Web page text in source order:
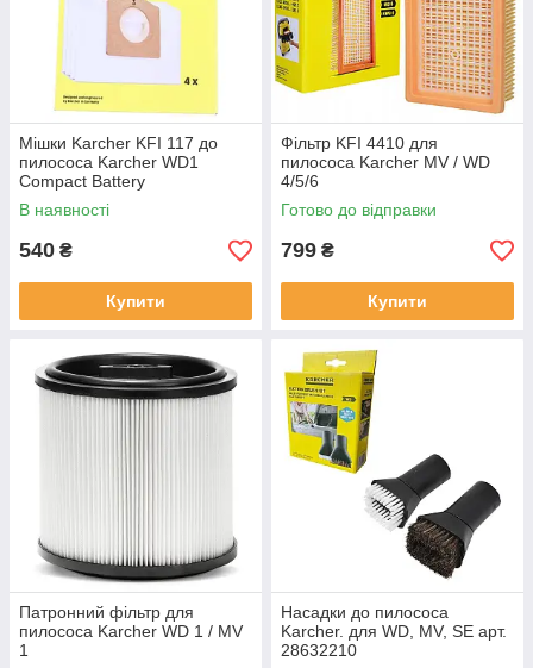
Мішки Karcher KFI 117 до
пилососа Karcher WD1
Compact Battery
В наявності
540 ₴
Купити
Фільтр KFI 4410 для
пилососа Karcher MV / WD
4/5/6
Готово до відправки
799 ₴
Купити
Патронний фільтр для
пилососа Karcher WD 1 / MV
1
Насадки до пилососа
Karcher. для WD, MV, SE арт.
28632210